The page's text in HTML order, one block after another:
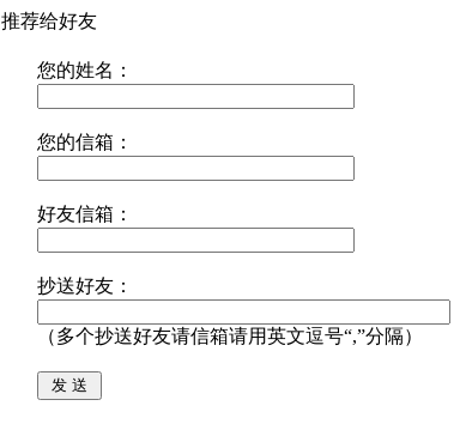
推荐给好友
您的姓名：
您的信箱：
好友信箱：
抄送好友：
（多个抄送好友请信箱请用英文逗号“,”分隔）